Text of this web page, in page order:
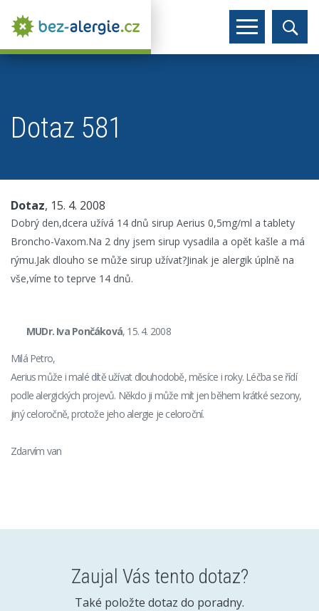
Dotaz 581
Dotaz, 15. 4. 2008
Dobrý den,dcera užívá 14 dnů sirup Aerius 0,5mg/ml a tablety
Broncho-Vaxom.Na 2 dny jsem sirup vysadila a opět kašle a má
rýmu.Jak dlouho se může sirup užívat?Jinak je alergik úplně na
vše,víme to teprve 14 dnů.
MUDr. Iva Pončáková, 15. 4. 2008
Milá Petro,
Aerius může i malé dítě užívat dlouhodobě, měsíce i roky. Léčba se řídí
podle alergických projevů. Někdo ji může mít jen během krátké sezony,
jiný celoročně, protože jeho alergie je celoroční.
Zdarvím van
Zaujal Vás tento dotaz?
Také položte dotaz do poradny.